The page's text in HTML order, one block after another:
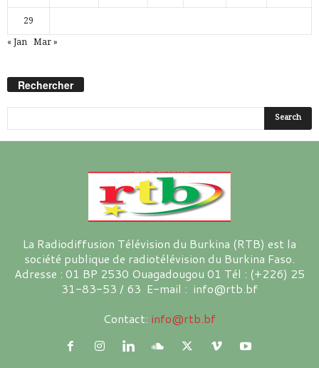
29
« Jan Mar »
Rechercher
La Radiodiffusion Télévision du Burkina (RTB) est la
société publique de radiotélévision du Burkina Faso.
Adresse : 01 BP 2530 Ouagadougou 01 Tél : (+226) 25
31-83-53 / 63 E-mail : info@rtb.bf
Contact: info@rtb.bf